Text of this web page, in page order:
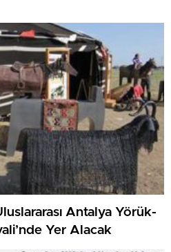
Antalya Yörük-
Yer Alacak